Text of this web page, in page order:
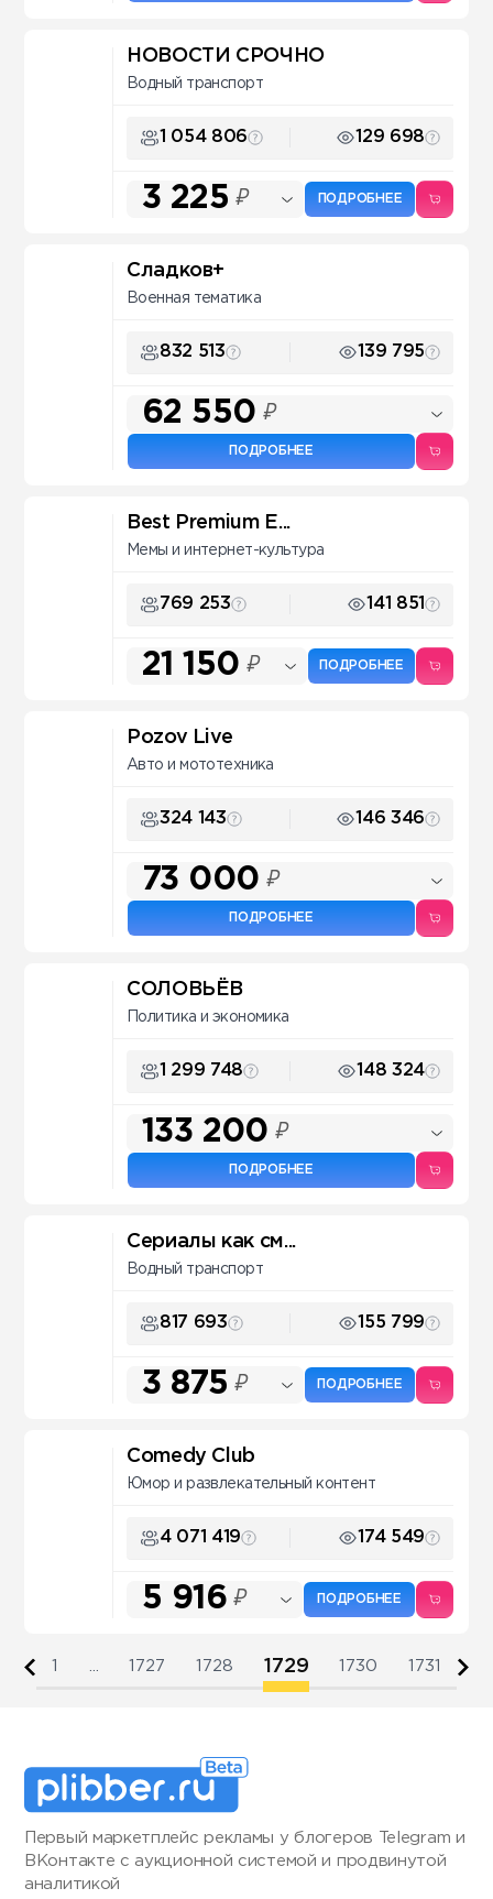
НОВОСТИ СРОЧНО
Водный транспорт
1 054 806 129 698
3 225 ₽ ПОДРОБНЕЕ
Сладков+
Военная тематика
832 513 139 795
62 550 ₽
ПОДРОБНЕЕ
Best Premium E...
Мемы и интернет-культура
769 253 141 851
21 150 ₽ ПОДРОБНЕЕ
Pozov Live
Авто и мототехника
324 143 146 346
73 000 ₽
ПОДРОБНЕЕ
СОЛОВЬЁВ
Политика и экономика
1 299 748 148 324
133 200 ₽
ПОДРОБНЕЕ
Сериалы как см...
Водный транспорт
817 693 155 799
3 875 ₽ ПОДРОБНЕЕ
Comedy Club
Юмор и развлекательный контент
4 071 419 174 549
5 916 ₽ ПОДРОБНЕЕ
1727 1728 1729 1730 1731
Первый маркетплейс рекламы у блогеров Telegram и
ВКонтакте с аукционной системой и продвинутой
аналитикой